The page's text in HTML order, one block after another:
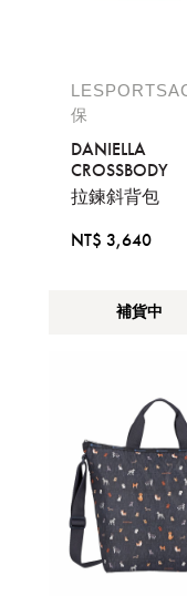
保
DANIELLA
CROSSBODY
拉鍊斜背包
NT$ 3,640
補貨中